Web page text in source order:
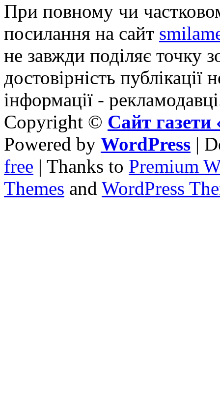
При повному чи
посилання на сайт
не завжди поділяє точку
достовірність публікації
інформації -
Copyright © Сайт
Powered by WordPress |
free | Thanks to Premium
Themes and WordPress